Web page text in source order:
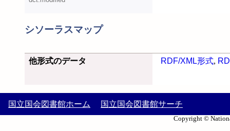
シソーラスマップ
他形式のデータ RDF/XML形式,
国立国会図書館ホーム 国立国会図書館サーチ
Copyright ©